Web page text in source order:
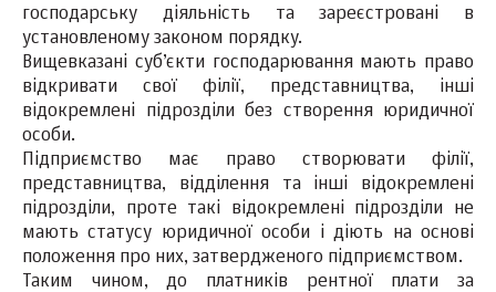
господарську діяльність та зареєстровані в
установленому законом порядку.
Вищевказані суб’єкти господарювання мають право
відкривати свої філії, представництва, інші
відокремлені підрозділи без створення юридичної
особи.
Підприємство має право створювати філії,
представництва, відділення та інші відокремлені
підрозділи, проте такі відокремлені підрозділи не
мають статусу юридичної особи і діють на основі
положення про них, затвердженого підприємством.
Таким чином, до платників рентної плати за